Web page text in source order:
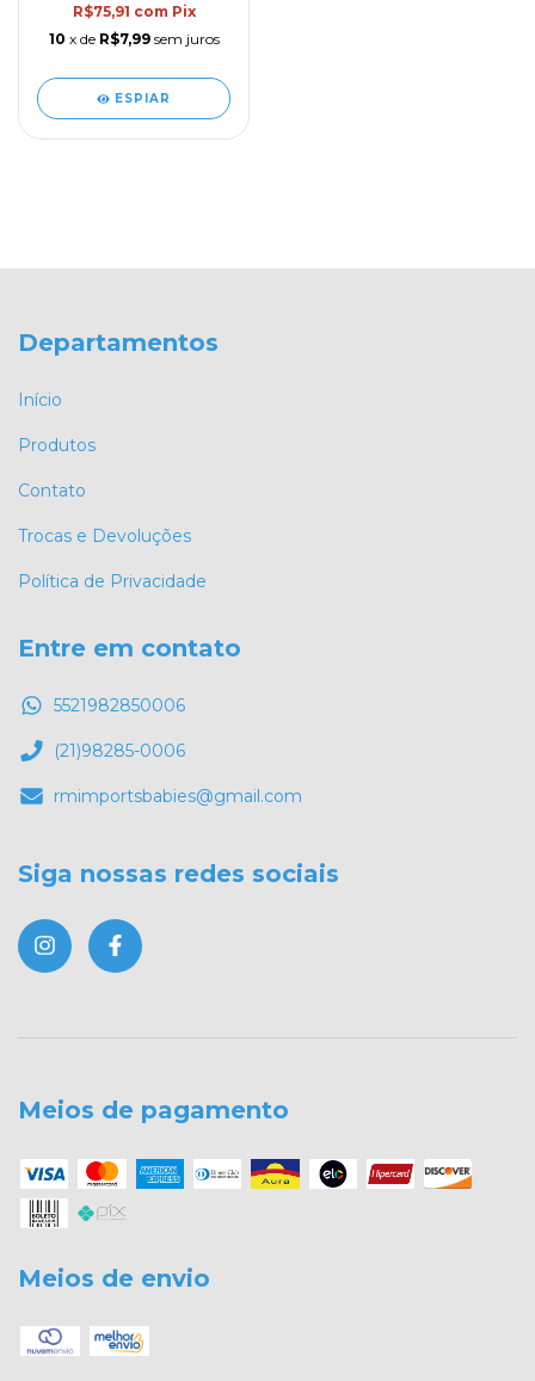
R$75,91 com Pix
10 x de R$7,99 sem juros
ESPIAR
Departamentos
Início
Produtos
Contato
Trocas e Devoluções
Política de Privacidade
Entre em contato
5521982850006
(21)98285-0006
rmimportsbabies@gmail.com
Siga nossas redes sociais
Meios de pagamento
Meios de envio